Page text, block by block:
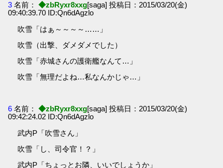
3 名前： ◆zbRyxr8xxg[saga] 投稿日：2015/03/20(金)
09:40:39.70 ID:Qn6dAgzlo
吹雪「はぁ～～～～……」
吹雪（出撃、ダメダメでした）
吹雪「赤城さんの護衛艦なんて…」
吹雪「無理だよね…私なんかじゃ…」
6 名前： ◆zbRyxr8xxg[saga] 投稿日：2015/03/20(金)
09:42:24.02 ID:Qn6dAgzlo
武内P「吹雪さん」
吹雪「し、司令官！？」
武内P「ちょっとお隣、いいでしょうか」